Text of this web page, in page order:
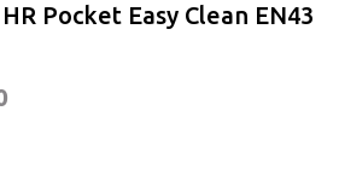
Pocket Easy Clean EN43